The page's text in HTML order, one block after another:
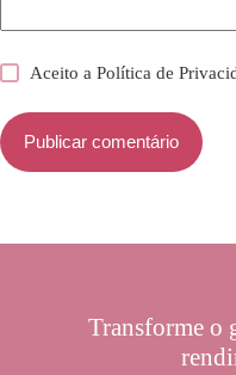
Aceito aPolítica de
Publicar comentário
Transforme o